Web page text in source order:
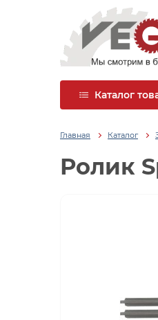
Каталог
Главная Каталог
Ролик